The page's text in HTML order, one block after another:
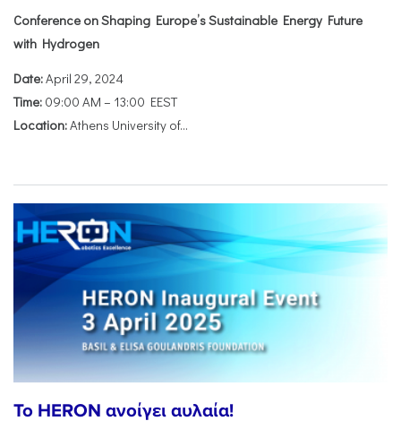
Conference on Shaping Europe’s Sustainable Energy Future
with Hydrogen
Date:April 29, 2024
Time: 09:00 AM – 13:00 EEST
Location:Athens University of...
To HERON ανοίγει αυλαία!